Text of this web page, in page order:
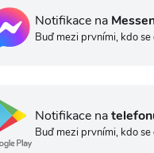
Notifikace na
Buď mezi prvními, kdo se
Notifikace na
Buď mezi prvními, kdo